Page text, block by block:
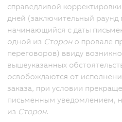
справедливой
дней (заключительный раунд
начинающийся с даты
одной из Сторон о провале
переговоров) ввиду
вышеуказанных
освобождаются от
заказа, при условии
письменным уведомлением,
из Сторон.